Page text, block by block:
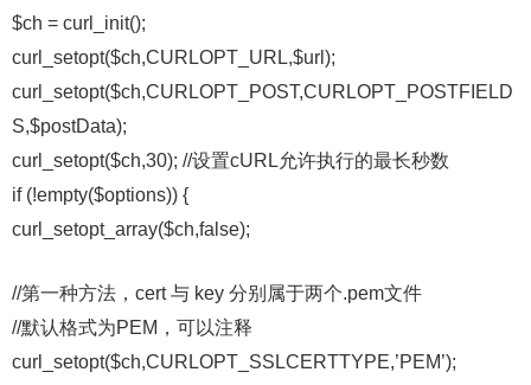
$ch = curl_init();
curl_setopt($ch,CURLOPT_URL,$url);
curl_setopt($ch,CURLOPT_POST,CURLOPT_POSTFIELD
S,$postData);
curl_setopt($ch,30); //设置cURL允许执行的最长秒数
if (!empty($options)) {
curl_setopt_array($ch,false);
//第一种方法，cert 与 key 分别属于两个.pem文件
//默认格式为PEM，可以注释
curl_setopt($ch,CURLOPT_SSLCERTTYPE,’PEM’);